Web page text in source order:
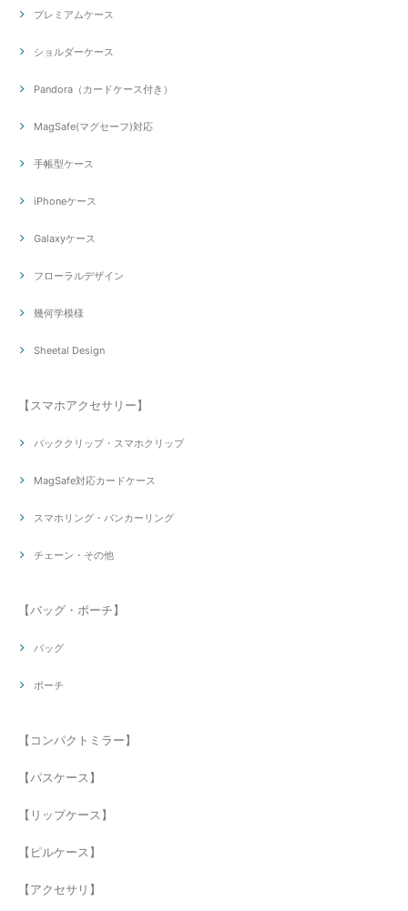
プレミアムケース
ショルダーケース
Pandora（カードケース付き）
MagSafe(マグセーフ)対応
手帳型ケース
iPhoneケース
Galaxyケース
フローラルデザイン
幾何学模様
Sheetal Design
【スマホアクセサリー】
バッククリップ・スマホクリップ
MagSafe対応カードケース
スマホリング・バンカーリング
チェーン・その他
【バッグ・ポーチ】
バッグ
ポーチ
【コンパクトミラー】
【パスケース】
【リップケース】
【ピルケース】
【アクセサリ】